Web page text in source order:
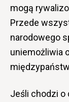
mogą
Przede
narodowego
uniemożliwia
Jeśli chodzi o